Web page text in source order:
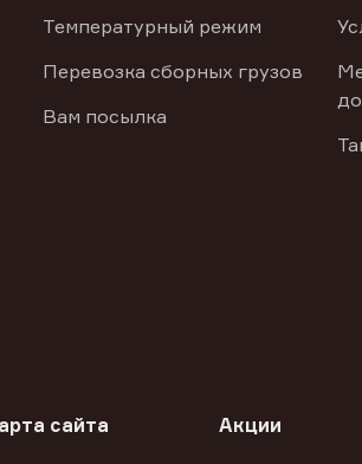
Температурный режим
Перевозка сборных грузов
Вам посылка
сайта Акции